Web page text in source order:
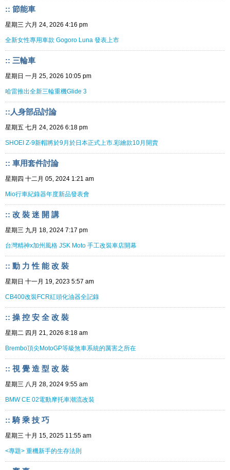
:: 節能車
星期三 六月 24, 2026 4:16 pm
全新女性專用車款 Gogoro Luna 發表上市
:: 三輪車
星期日 一月 25, 2026 10:05 pm
哈雷推出全新三輪重機Glide 3
::人身部品討論
星期五 七月 24, 2026 6:18 pm
SHOEI Z-9新帽將於9月於日本正式上市.彩繪款10月開賣
:: 車用套件討論
星期四 十二月 05, 2024 1:21 am
Mio行車紀錄器年度新品發表會
:: 改 裝 迷 開 講
星期三 九月 18, 2024 7:17 pm
台灣精神x加州風格 JSK Moto 手工改裝車店開幕
:: 動 力 性 能 改 裝
星期日 十一月 19, 2023 5:57 am
CB400改裝FCR紅頭化油器全記錄
:: 操 控 安 全 改 裝
星期二 四月 21, 2026 8:18 am
Brembo頂尖MotoGP等級煞車系統的厲害之所在
:: 視 覺 造 型 改 裝
星期三 八月 28, 2024 9:55 am
BMW CE 02電動摩托車潮流改裝
:: 騎 乘 技 巧
星期三 十月 15, 2025 11:55 am
<專題> 重機新手的生存法則